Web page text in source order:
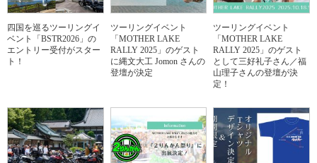
四国を巡るツーリングイ
ベント「BSTR2026」の
エントリー受付がスター
ト！
ツーリングイベント
「MOTHER LAKE
RALLY 2025」のゲスト
に縄文大工 Jomon さんの
登壇が決定
ツーリングイベント
「MOTHER LAKE
RALLY 2025」のゲスト
として三好礼子さん／福
山理子さんの登壇が決
定！